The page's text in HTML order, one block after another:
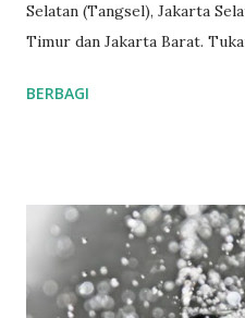
Selatan (Tangsel), Jakarta
Timur dan Jakarta Barat.
reputasi dan kualitas yang
#tukangledengJoharBaru
#tukangledengMenteng
Untuk order jasa kami
BERBAGI